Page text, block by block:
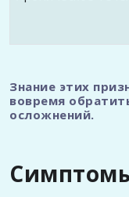
Знание этих
вовремя
осложнений.